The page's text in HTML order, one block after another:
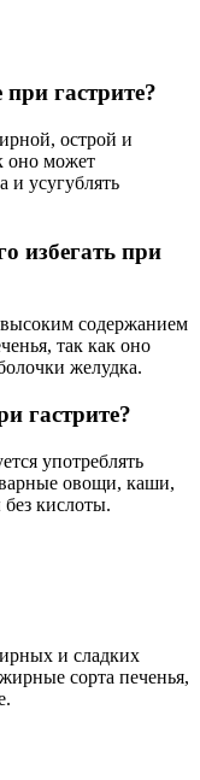
гастрите?
острой и
оно может
и усугублять
избегать при
высоким содержанием
так как оно
желудка.
гастрите?
употреблять
овощи, каши,
кислоты.
и сладких
сорта печенья,